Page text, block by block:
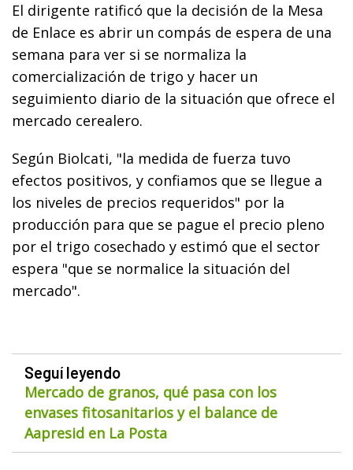
El dirigente ratificó que la decisión de la Mesa
de Enlace es abrir un compás de espera de una
semana para ver si se normaliza la
comercialización de trigo y hacer un
seguimiento diario de la situación que ofrece el
mercado cerealero.
Según Biolcati, "la medida de fuerza tuvo
efectos positivos, y confiamos que se llegue a
los niveles de precios requeridos" por la
producción para que se pague el precio pleno
por el trigo cosechado y estimó que el sector
espera "que se normalice la situación del
mercado".
Seguí leyendo
Mercado de granos, qué pasa con los
envases fitosanitarios y el balance de
Aapresid en La Posta